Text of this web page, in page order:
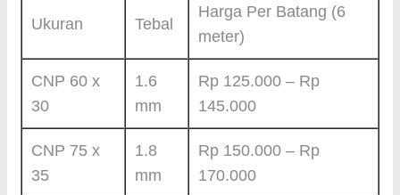
Ukuran Tebal
Harga Per Batang (6
meter)
CNP 60 x
30
1.6
mm
Rp 125.000 – Rp
145.000
CNP 75 x
35
1.8
mm
Rp 150.000 – Rp
170.000